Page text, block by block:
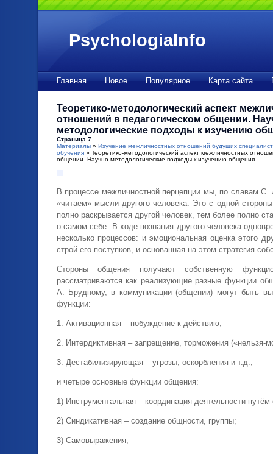
PsychologiaInfo
Главная Новое Популярное Карта сайта
Теоретико-методологический аспект
отношений в педагогическом общении.
методологические подходы к изучению
Страница 7
Материалы» Изучение межличностных отношений будущих
обучения» Теоретико-методологический аспект межличностных
общении. Научно-методологические подходы к изучению общения
В процессе межличностной перцепции мы, по славам
«читаем» мысли другого человека. Это с одной
полно раскрывается другой человек, тем более полно
о самом себе. В ходе познания другого человека
несколько процессов: и эмоциональная оценка этого
строй его поступков, и основанная на этом стратегия
Стороны общения получают собственную
рассматриваются как реализующие разные функции
А. Брудному, в коммуникации (общении) могут быть
функции:
1. Активационная – побуждение к действию;
2. Интердиктивная – запрещение, торможения («нельзя-
3. Дестабилизирующая – угрозы, оскорбления и т.д.,
и четыре основные функции общения:
1) Инструментальная – координация деятельности
2) Синдикативная – создание общности, группы;
3) Самовыражения;